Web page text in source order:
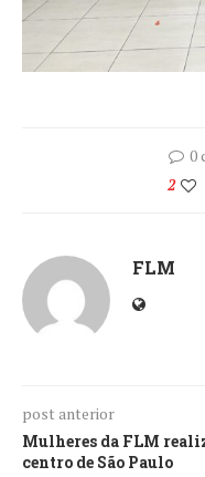
0
2
FLM
post anterior
Mulheres da FLM
centro de São Paulo